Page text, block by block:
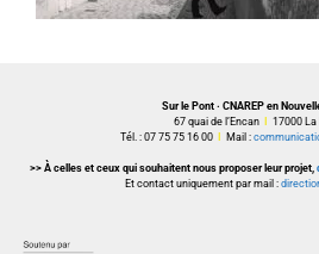
Sur le Pont · CNAREP en
67 quai de l’Encan
17000 La
Tél. : 07 75 75 16 00
Mail :
>> À celles et ceux qui souhaitent nous proposer leur projet,
Et contact uniquement par mail :